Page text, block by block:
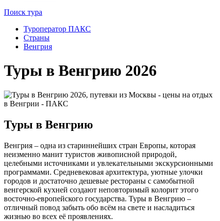
Поиск тура
Туроператор ПАКС
Cтраны
Венгрия
Туры в Венгрию 2026
Туры в Венгрию
Венгрия – одна из стариннейших стран Европы, которая
неизменно манит туристов живописной природой,
целебными источниками и увлекательными экскурсионными
программами. Средневековая архитектура, уютные улочки
городов и достаточно дешевые рестораны с самобытной
венгерской кухней создают неповторимый колорит этого
восточно-европейского государства. Туры в Венгрию –
отличный повод забыть обо всём на свете и насладиться
жизнью во всех её проявлениях.